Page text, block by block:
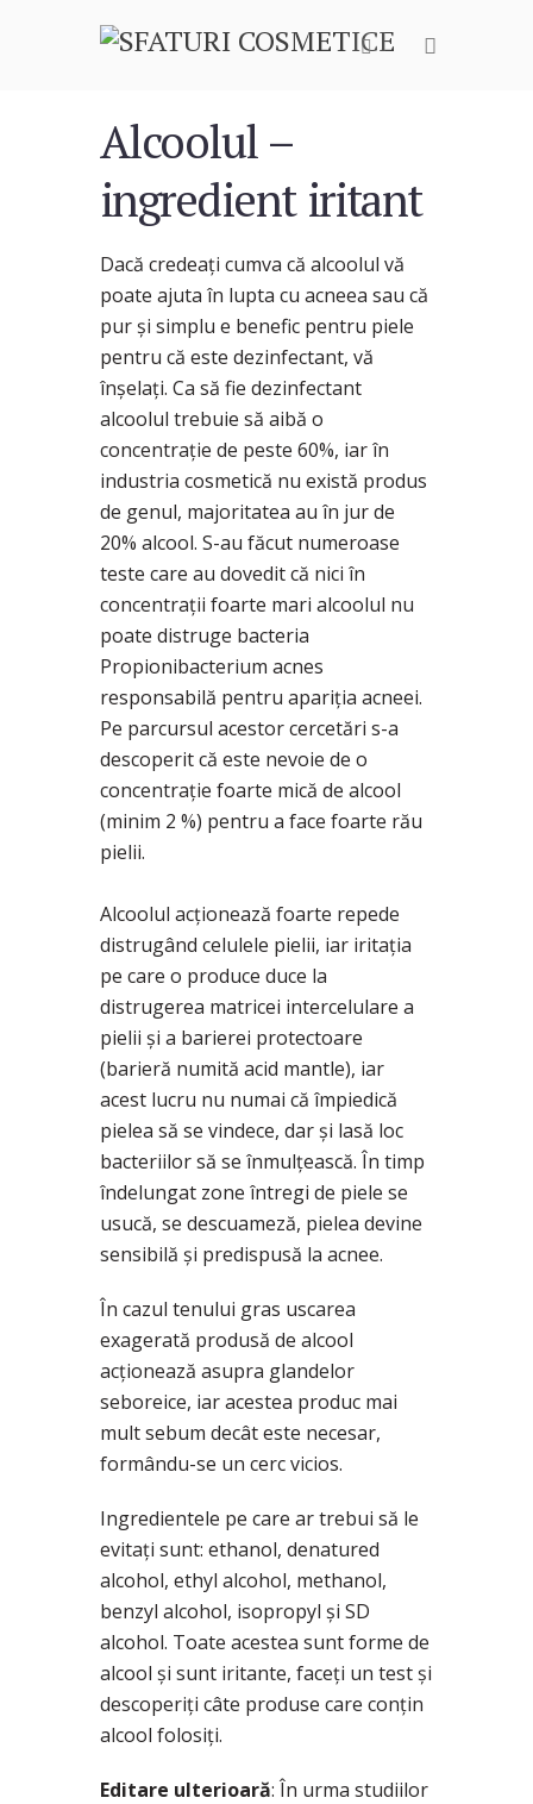
Alcoolul –
ingredient iritant
Dacă credeaţi cumva că alcoolul vă
poate ajuta în lupta cu acneea sau că
pur şi simplu e benefic pentru piele
pentru că este dezinfectant, vă
înşelaţi. Ca să fie dezinfectant
alcoolul trebuie să aibă o
concentraţie de peste 60%, iar în
industria cosmetică nu există produs
de genul, majoritatea au în jur de
20% alcool. S-au făcut numeroase
teste care au dovedit că nici în
concentraţii foarte mari alcoolul nu
poate distruge bacteria
Propionibacterium acnes
responsabilă pentru apariţia acneei.
Pe parcursul acestor cercetări s-a
descoperit că este nevoie de o
concentraţie foarte mică de alcool
(minim 2 %) pentru a face foarte rău
pielii.
Alcoolul acţionează foarte repede
distrugând celulele pielii, iar iritaţia
pe care o produce duce la
distrugerea matricei intercelulare a
pielii şi a barierei protectoare
(barieră numită acid mantle), iar
acest lucru nu numai că împiedică
pielea să se vindece, dar şi lasă loc
bacteriilor să se înmulţească. În timp
îndelungat zone întregi de piele se
usucă, se descuameză, pielea devine
sensibilă şi predispusă la acnee.
În cazul tenului gras uscarea
exagerată produsă de alcool
acţionează asupra glandelor
seboreice, iar acestea produc mai
mult sebum decât este necesar,
formându-se un cerc vicios.
Ingredientele pe care ar trebui să le
evitaţi sunt: ethanol, denatured
alcohol, ethyl alcohol, methanol,
benzyl alcohol, isopropyl şi SD
alcohol. Toate acestea sunt forme de
alcool şi sunt iritante, faceţi un test şi
descoperiţi câte produse care conţin
alcool folosiţi.
Editare ulterioară: În urma studiilor